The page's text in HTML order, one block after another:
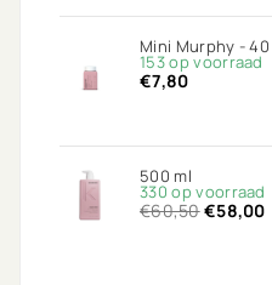
Mini Murphy - 40
153 op voorraad
€7,80
500 ml
330 op voorraad
€60,50€58,00